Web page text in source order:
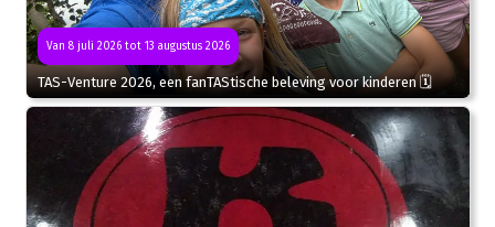
Van 8 juli 2026 tot 13 augustus 2026
TAS-Venture 2026, een fanTAStische beleving voor kinderen 🗓